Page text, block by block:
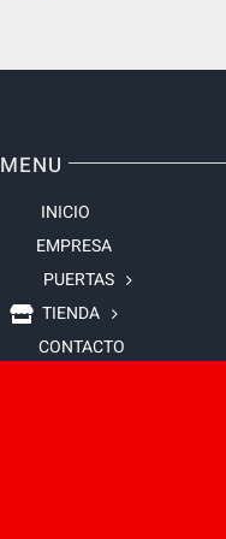
MENU
INICIO
EMPRESA
PUERTAS
TIENDA
CONTACTO